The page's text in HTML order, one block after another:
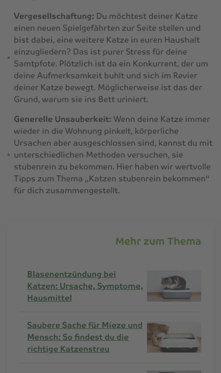
Vergesellschaftung: Du möchtest deiner Katze
einen neuen Spielgefährten zur Seite stellen und
bist dabei, eine weitere Katze in euren Haushalt
einzugliedern? Das ist purer Stress für deine
Samtpfote. Plötzlich ist da ein Konkurrent, der um
deine Aufmerksamkeit buhlt und sich im Revier
deiner Katze bewegt. Möglicherweise ist das der
Grund, warum sie ins Bett uriniert.
Generelle Unsauberkeit: Wenn deine Katze immer
wieder in die Wohnung pinkelt, körperliche
Ursachen aber ausgeschlossen sind, kannst du mit
unterschiedlichen Methoden versuchen, sie
stubenrein zu bekommen. Hier haben wir wertvolle
Tipps zum Thema „Katzen stubenrein bekommen“
für dich zusammengestellt.
Mehr zum Thema
Blasenentzündung bei
Katzen: Ursache, Symptome,
Hausmittel
Saubere Sache für Mieze und
Mensch: So findest du die
richtige Katzenstreu